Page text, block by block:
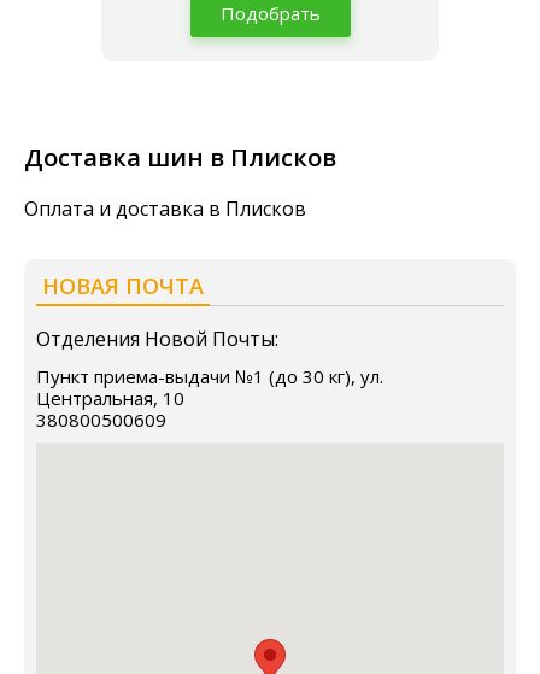
Подобрать
Доставка шин в Плисков
Оплата и доставка в Плисков
НОВАЯ ПОЧТА
Отделения Новой Почты:
Пункт приема-выдачи №1 (до 30 кг), ул.
Центральная, 10
380800500609